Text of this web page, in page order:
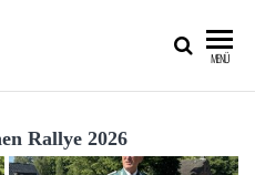
MENÜ
Rallye 2026